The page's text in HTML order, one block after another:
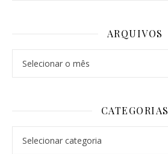
ARQUIVOS
CATEGORIAS